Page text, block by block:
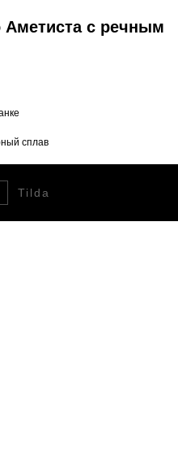
Аметиста с речным
сплав
Tilda